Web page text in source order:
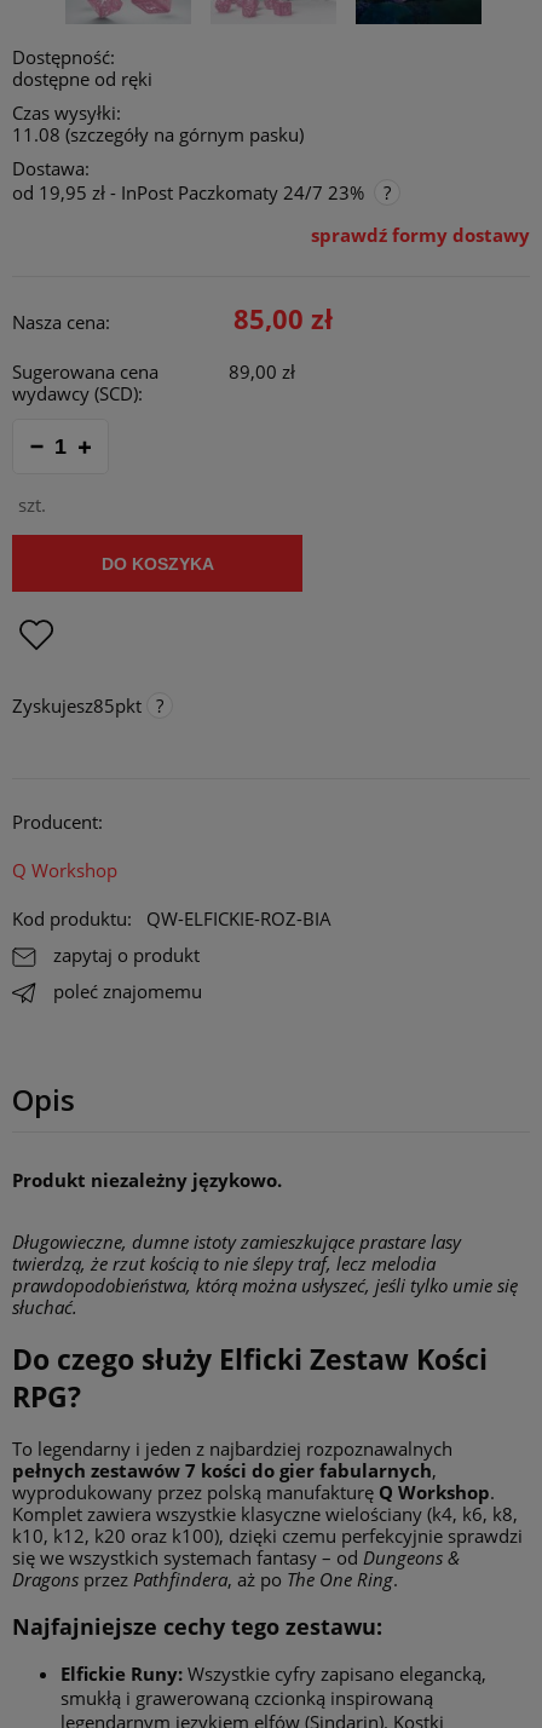
Dostępność:
dostępne od ręki
Czas wysyłki:
11.08 (szczegóły na górnym pasku)
Dostawa:
od 19,95 zł - InPost Paczkomaty 24/7 23%
Cena nie zawiera ewentualnych kosztów płatnościsprawdź formy dostawy
Nasza cena: 85,00 zł
Sugerowana cena
wydawcy (SCD):
89,00 zł
szt.
DO KOSZYKA
Zyskujesz85pkt
stacjonarnie i na targach/ konwentach.
Producent:
Q Workshop
Kod produktu:
QW-ELFICKIE-ROZ-BIA
zapytaj o produkt
poleć znajomemu
Opis
Produkt niezależny językowo.
Długowieczne, dumne istoty zamieszkujące prastare lasy
twierdzą, że rzut kością to nie ślepy traf, lecz melodia
prawdopodobieństwa, którą można usłyszeć, jeśli tylko umie się
słuchać.
Do czego służy Elficki Zestaw Kości
RPG?
To legendarny i jeden z najbardziej rozpoznawalnych
pełnych zestawów 7 kości do gier fabularnych,
wyprodukowany przez polską manufakturę Q Workshop.
Komplet zawiera wszystkie klasyczne wielościany (k4, k6, k8,
k10, k12, k20 oraz k100), dzięki czemu perfekcyjnie sprawdzi
się we wszystkich systemach fantasy – od Dungeons &
Dragons przez Pathfindera, aż po The One Ring.
Najfajniejsze cechy tego zestawu:
Elfickie Runy: Wszystkie cyfry zapisano elegancką,
smukłą i grawerowaną czcionką inspirowaną
legendarnym językiem elfów (Sindarin). Kostki